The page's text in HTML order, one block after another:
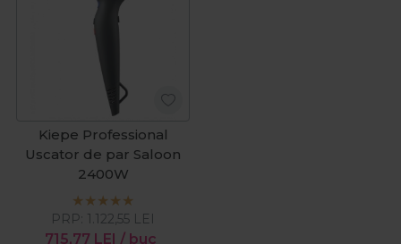
Kiepe Professional
Uscator de par Saloon
2400W
715,77 LEI / buc
PRP: 1.122,55 LEI